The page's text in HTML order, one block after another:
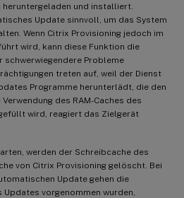
und installiert.
Update sinnvoll, um das System
Wenn Citrix Provisioning jedoch im
wird, kann diese Funktion die
schwerwiegendere Probleme
treten auf, weil der Dienst
Programme herunterlädt, die den
des RAM-Caches des
wird, reagiert das Zielgerät
werden der Schreibcache des
von Citrix Provisioning gelöscht. Bei
Update gehen die
vorgenommen wurden,